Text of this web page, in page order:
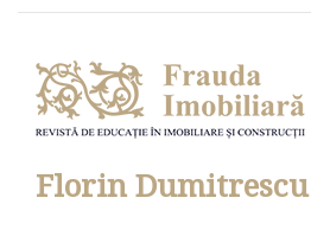
Florin Dumitrescu